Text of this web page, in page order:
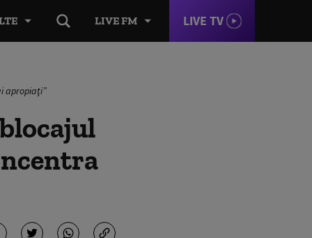
LIVE FM LIVE TV
apropiaţi”